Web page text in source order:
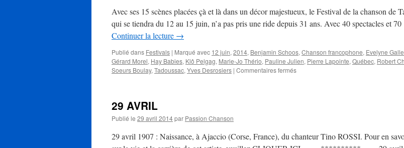
Avec ses 15 scènes placées çà et là dans un décor majestueux, le Festival de la chanson de
qui se tiendra du 12 au 15 juin, n’a pas pris une ride depuis 31 ans. Avec 40 spectacles et
Continuer la lecture →
Publié dans Festivals | Marqué avec 12 juin, 2014, Benjamin Schoos, Chanson francophone, Evelyne
Gérard Morel, Hay Babies, Klô Pelgag, Marie-Jo Thério, Pauline Julien, Pierre Lapointe, Québec, Robert
Soeurs Boulay, Tadoussac, Yves Desrosiers | Commentaires ferméssur
de
Tadoussac
29 AVRIL
Publié le 29 avril 2014par Passion Chanson
29 avril 1907 : Naissance, à Ajaccio (Corse, France), du chanteur Tino ROSSI. Pour en